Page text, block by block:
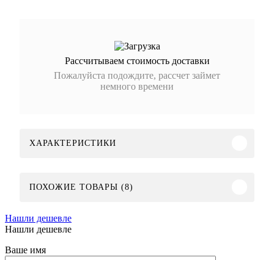
Рассчитываем стоимость доставки
Пожалуйста подождите, рассчет займет
немного времени
ХАРАКТЕРИСТИКИ
ПОХОЖИЕ ТОВАРЫ (8)
Нашли дешевле
Нашли дешевле
Ваше имя